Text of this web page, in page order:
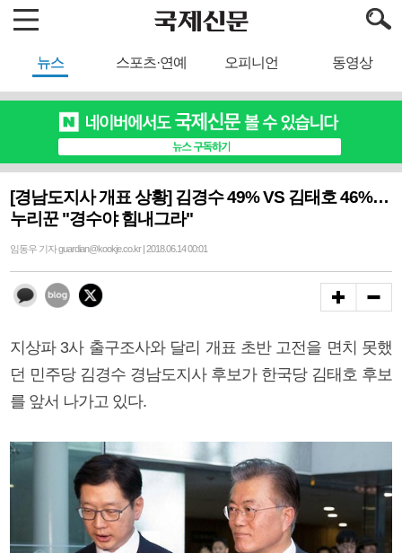
뉴스 스포츠·연예 오피니언 동영상
[경남도지사 개표 상황] 김경수 49% VS 김태호 46%…
누리꾼 "경수야 힘내그라"
임동우 기자 guardian@kookje.co.kr | 2018.06.14 00:01
지상파 3사 출구조사와 달리 개표 초반 고전을 면치 못했
던 민주당 김경수 경남도지사 후보가 한국당 김태호 후보
를 앞서 나가고 있다.